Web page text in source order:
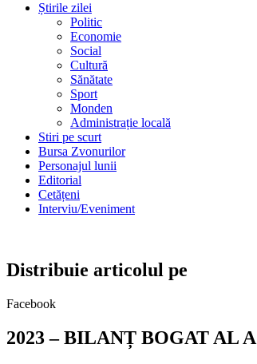
Știrile zilei
Politic
Economie
Social
Cultură
Sănătate
Sport
Monden
Administrație locală
Stiri pe scurt
Bursa Zvonurilor
Personajul lunii
Editorial
Cetățeni
Interviu/Eveniment
Distribuie articolul pe
Facebook
2023 – BILANȚ BOGAT AL